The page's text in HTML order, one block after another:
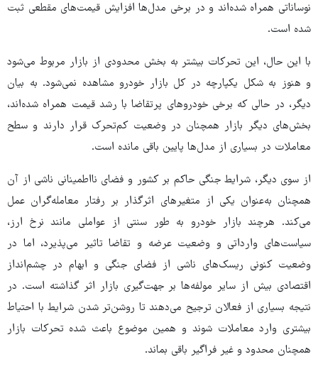
نوساناتی همراه شده‌اند و در برخی مدل‌ها افزایش قیمت‌های مقطعی ثبت
شده است.
با این حال، این تحرکات بیشتر به بخش محدودی از بازار مربوط می‌شود
و هنوز به شکل یکپارچه در کل بازار خودرو مشاهده نمی‌شود. به بیان
دیگر، در حالی که برخی خودروهای پرتقاضا با رشد قیمت همراه شده‌اند،
بخش‌های دیگر بازار همچنان در وضعیت کم‌تحرک قرار دارند و سطح
معاملات در بسیاری از مدل‌ها پایین باقی مانده است.
از سوی دیگر، شرایط جنگی حاکم بر کشور و فضای نااطمینانی ناشی از آن
همچنان به‌عنوان یکی از متغیرهای اثرگذار بر رفتار معامله‌گران عمل
می‌کند. هرچند بازار خودرو به طور سنتی از عواملی مانند نرخ ارز،
سیاست‌های وارداتی و وضعیت عرضه و تقاضا تاثیر می‌پذیرد، اما در
وضعیت کنونی ریسک‌های ناشی از فضای جنگی و ابهام در چشم‌انداز
اقتصادی بیش از سایر مولفه‌ها بر جهت‌گیری بازار اثر گذاشته است. در
نتیجه بسیاری از فعالان ترجیح می‌دهند تا روشن‌تر شدن شرایط با احتیاط
بیشتری وارد معاملات شوند و همین موضوع باعث شده تحرکات بازار
همچنان محدود و غیر فراگیر باقی بماند.